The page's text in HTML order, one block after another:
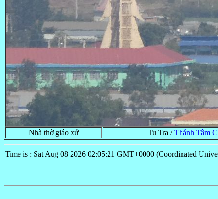
Nhà thờ giáo xứ Tu Tra /Thánh Tâm
Time is : Sat Aug 08 2026 02:05:21 GMT+0000 (Coordinated